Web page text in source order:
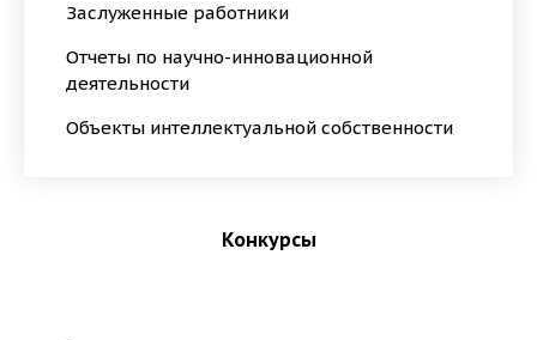
Заслуженные работники
Отчеты по научно-инновационной
деятельности
Объекты интеллектуальной собственности
Конкурсы